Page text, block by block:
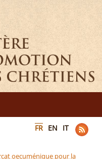
FR EN IT
oecuménique pour la